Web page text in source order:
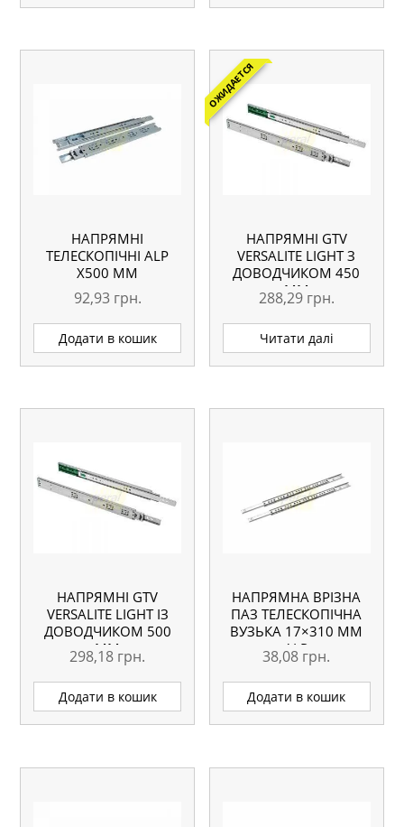
НАПРЯМНІ
ТЕЛЕСКОПІЧНІ АLP
Х500 ММ
92,93 грн.
Додати в кошик
ОЖИДАЕТСЯ
НАПРЯМНІ GTV
VERSALITE LIGHT З
ДОВОДЧИКОМ 450
ММ
288,29 грн.
Читати далі
НАПРЯМНІ GTV
VERSALITE LIGHT ІЗ
ДОВОДЧИКОМ 500
ММ
298,18 грн.
Додати в кошик
НАПРЯМНА ВРІЗНА
ПАЗ ТЕЛЕСКОПІЧНА
ВУЗЬКА 17×310 ММ
ALP
38,08 грн.
Додати в кошик